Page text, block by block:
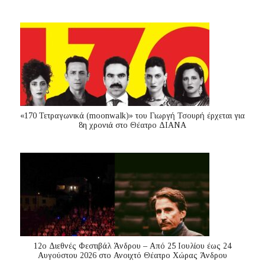
«170 Τετραγωνικά (moonwalk)» του Γιωργή Τσουρή έρχεται για
8η χρονιά στο Θέατρο ΔΙΑΝΑ
12ο Διεθνές Φεστιβάλ Άνδρου – Από 25 Ιουλίου έως 24
Αυγούστου 2026 στο Ανοιχτό Θέατρο Χώρας Άνδρου